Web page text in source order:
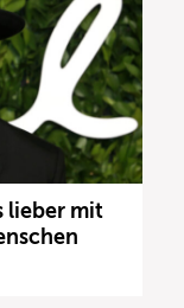
lieber mit